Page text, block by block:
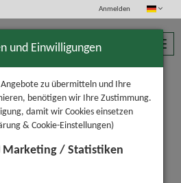
Anmelden
und Einwilligungen
zu übermitteln und Ihre
benötigen wir Ihre Zustimmung.
damit wir Cookies einsetzen
& Cookie-Einstellungen)
Marketing / Statistiken